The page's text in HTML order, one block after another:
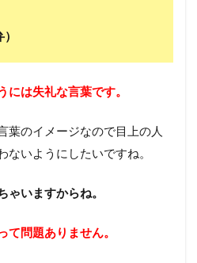
には失礼な言葉です。
葉のイメージなので目上の人
ないようにしたいですね。
ゃいますからね。
問題ありません。